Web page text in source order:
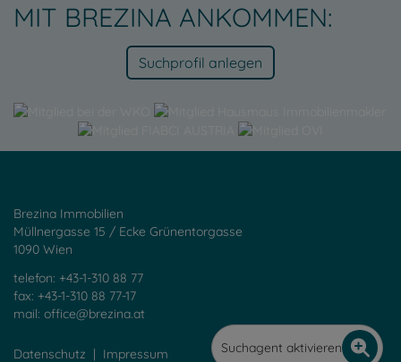
MIT BREZINA ANKOMMEN:
Suchprofil anlegen
Brezina Immobilien
Müllnergasse 15 / Ecke Grünentorgasse
1090 Wien
telefon: +43-1-310 88 77
fax: +43-1-310 88 77-17
mail: office@brezina.at
Datenschutz Impressum Suchagent aktivieren